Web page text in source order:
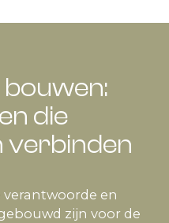
die
verbinden
en
zijn voor de